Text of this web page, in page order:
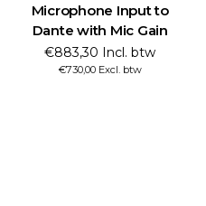
Microphone Input to
Dante with Mic Gain
€883,30 Incl. btw
€730,00 Excl. btw